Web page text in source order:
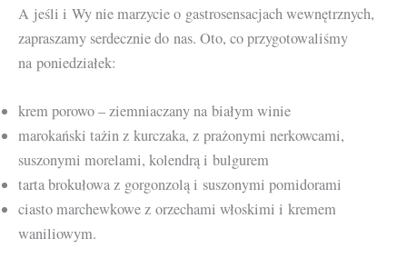
A jeśli i Wy nie marzycie o gastrosensacjach wewnętrznych,
zapraszamy serdecznie do nas. Oto, co przygotowaliśmy
na poniedziałek:
krem porowo – ziemniaczany na białym winie
marokański tażin z kurczaka, z prażonymi nerkowcami,
suszonymi morelami, kolendrą i bulgurem
tarta brokułowa z gorgonzolą i suszonymi pomidorami
ciasto marchewkowe z orzechami włoskimi i kremem
waniliowym.